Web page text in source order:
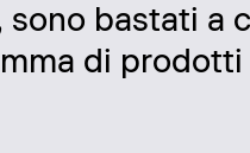
bastati a
di